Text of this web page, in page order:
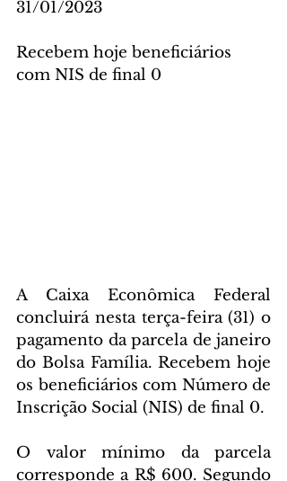
31/01/2023
Recebem hoje beneficiários
com NIS de final 0
A Caixa Econômica Federal
concluirá nesta terça-feira (31) o
pagamento da parcela de janeiro
do Bolsa Família. Recebem hoje
os beneficiários com Número de
Inscrição Social (NIS) de final 0.
O valor mínimo da parcela
corresponde a R$ 600. Segundo